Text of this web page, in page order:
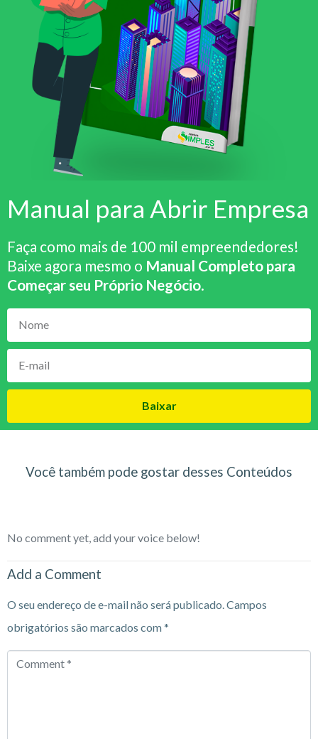
Manual para Abrir Empresa
Faça como mais de 100 mil empreendedores!
Baixe agora mesmo o Manual Completo para
Começar seu Próprio Negócio.
Baixar
Você também pode gostar desses Conteúdos
No comment yet, add your voice below!
Add a Comment
O seu endereço de e-mail não será publicado.Campos
obrigatórios são marcados com*
Comment